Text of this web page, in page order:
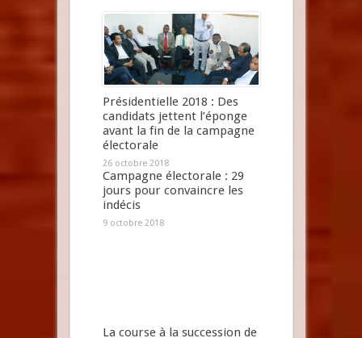
Présidentielle 2018 : Des
candidats jettent l’éponge
avant la fin de la campagne
électorale
26 octobre 2018
Campagne électorale : 29
jours pour convaincre les
indécis
9 octobre 2018
La course à la succession de